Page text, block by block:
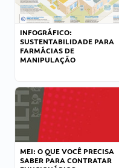
INFOGRÁFICO:
SUSTENTABILIDADE PARA
FARMÁCIAS DE
MANIPULAÇÃO
MEI: O QUE VOCÊ PRECISA
SABER PARA CONTRATAR